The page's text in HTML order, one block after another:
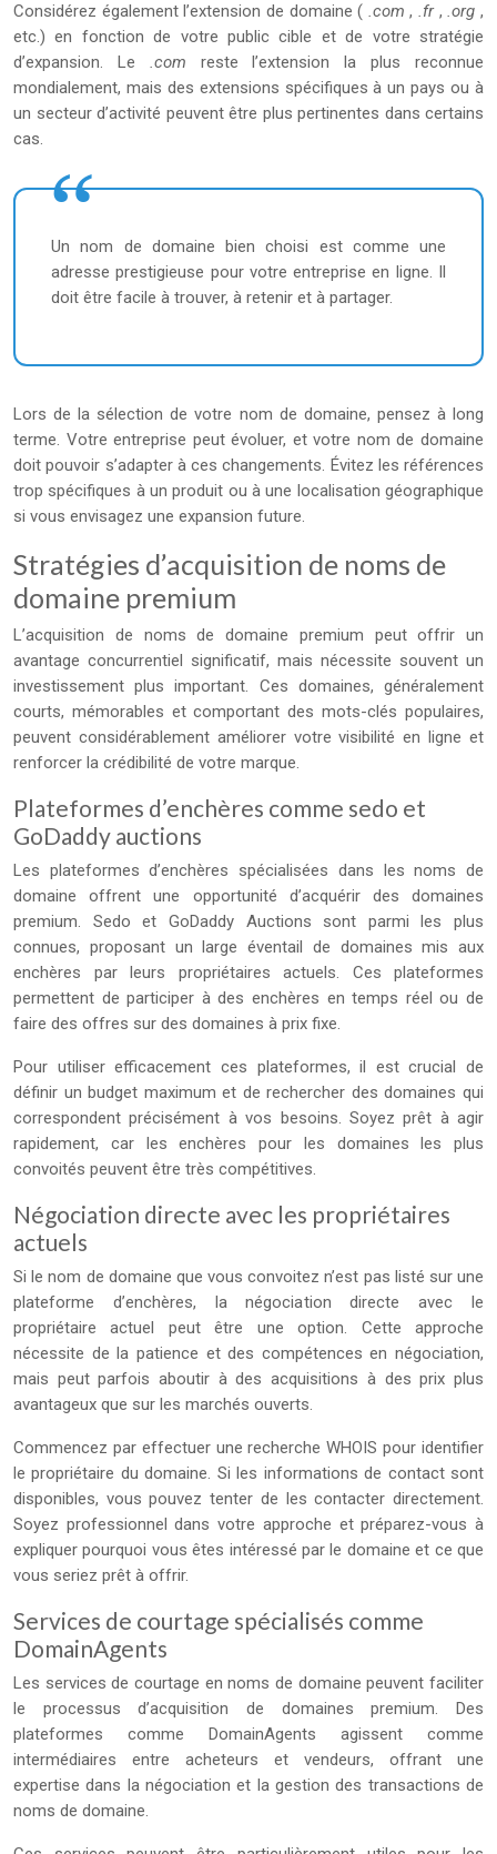
Considérez également l’extension de domaine ( .com,.fr ,.org,
etc.) en fonction de votre public cible et de votre stratégie
d’expansion. Le .com reste l’extension la plus reconnue
mondialement, mais des extensions spécifiques à un pays ou à
un secteur d’activité peuvent être plus pertinentes dans certains
cas.
Un nom de domaine bien choisi est comme une
adresse prestigieuse pour votre entreprise en ligne. Il
doit être facile à trouver, à retenir et à partager.
Lors de la sélection de votre nom de domaine, pensez à long
terme. Votre entreprise peut évoluer, et votre nom de domaine
doit pouvoir s’adapter à ces changements. Évitez les références
trop spécifiques à un produit ou à une localisation géographique
si vous envisagez une expansion future.
Stratégies d’acquisition de noms de
domaine premium
L’acquisition de noms de domaine premium peut offrir un
avantage concurrentiel significatif, mais nécessite souvent un
investissement plus important. Ces domaines, généralement
courts, mémorables et comportant des mots-clés populaires,
peuvent considérablement améliorer votre visibilité en ligne et
renforcer la crédibilité de votre marque.
Plateformes d’enchères comme sedo et
GoDaddy auctions
Les plateformes d’enchères spécialisées dans les noms de
domaine offrent une opportunité d’acquérir des domaines
premium. Sedo et GoDaddy Auctions sont parmi les plus
connues, proposant un large éventail de domaines mis aux
enchères par leurs propriétaires actuels. Ces plateformes
permettent de participer à des enchères en temps réel ou de
faire des offres sur des domaines à prix fixe.
Pour utiliser efficacement ces plateformes, il est crucial de
définir un budget maximum et de rechercher des domaines qui
correspondent précisément à vos besoins. Soyez prêt à agir
rapidement, car les enchères pour les domaines les plus
convoités peuvent être très compétitives.
Négociation directe avec les propriétaires
actuels
Si le nom de domaine que vous convoitez n’est pas listé sur une
plateforme d’enchères, la négociation directe avec le
propriétaire actuel peut être une option. Cette approche
nécessite de la patience et des compétences en négociation,
mais peut parfois aboutir à des acquisitions à des prix plus
avantageux que sur les marchés ouverts.
Commencez par effectuer une recherche WHOIS pour identifier
le propriétaire du domaine. Si les informations de contact sont
disponibles, vous pouvez tenter de les contacter directement.
Soyez professionnel dans votre approche et préparez-vous à
expliquer pourquoi vous êtes intéressé par le domaine et ce que
vous seriez prêt à offrir.
Services de courtage spécialisés comme
DomainAgents
Les services de courtage en noms de domaine peuvent faciliter
le processus d’acquisition de domaines premium. Des
plateformes comme DomainAgents agissent comme
intermédiaires entre acheteurs et vendeurs, offrant une
expertise dans la négociation et la gestion des transactions de
noms de domaine.